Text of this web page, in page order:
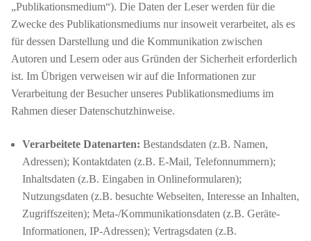
„Publikationsmedium“). Die Daten der Leser werden für die
Zwecke des Publikationsmediums nur insoweit verarbeitet, als es
für dessen Darstellung und die Kommunikation zwischen
Autoren und Lesern oder aus Gründen der Sicherheit erforderlich
ist. Im Übrigen verweisen wir auf die Informationen zur
Verarbeitung der Besucher unseres Publikationsmediums im
Rahmen dieser Datenschutzhinweise.
Verarbeitete Datenarten: Bestandsdaten (z.B. Namen,
Adressen); Kontaktdaten (z.B. E-Mail, Telefonnummern);
Inhaltsdaten (z.B. Eingaben in Onlineformularen);
Nutzungsdaten (z.B. besuchte Webseiten, Interesse an Inhalten,
Zugriffszeiten); Meta-/Kommunikationsdaten (z.B. Geräte-
Informationen, IP-Adressen); Vertragsdaten (z.B.